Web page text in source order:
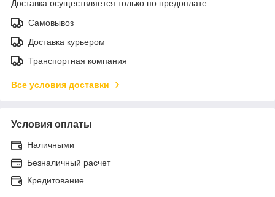
Доставка осуществляется только по предоплате.
Самовывоз
Доставка курьером
Транспортная компания
Все условия доставки
Условия оплаты
Наличными
Безналичный расчет
Кредитование